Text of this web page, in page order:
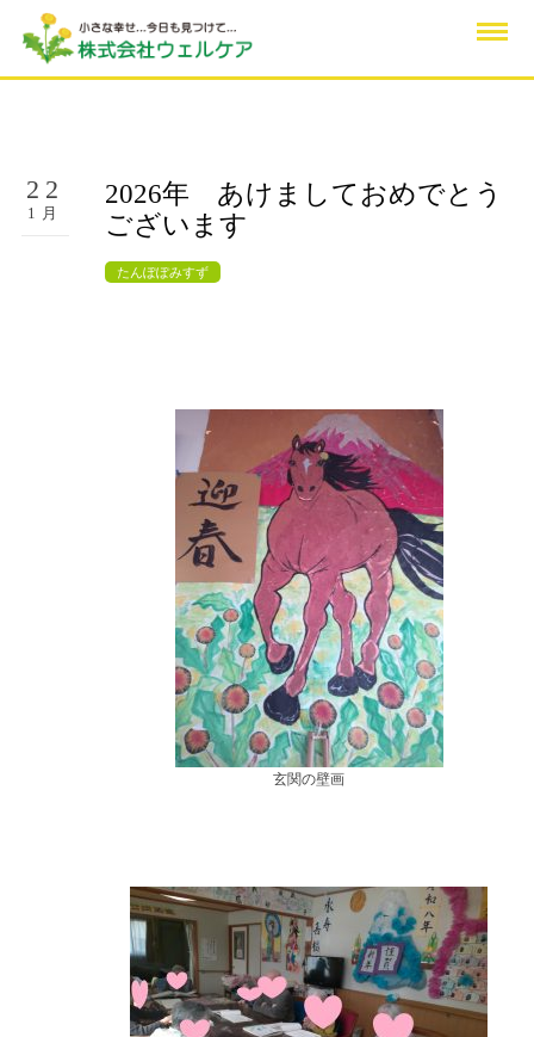
22
1月
2026年 あけましておめでとう
ございます
たんぽぽみすず
玄関の壁画